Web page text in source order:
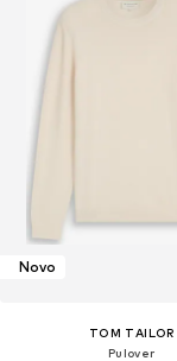
Novo
TOM TAILOR
Pulover